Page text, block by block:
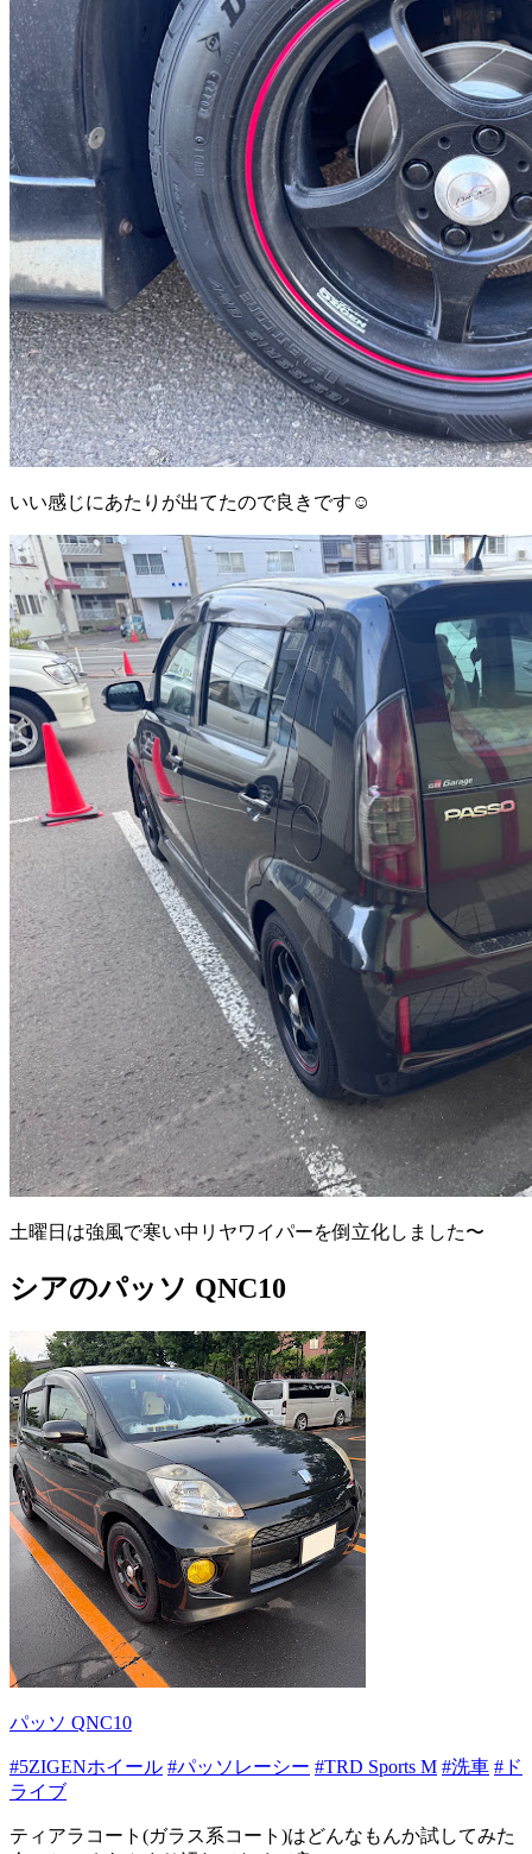
いい感じにあたりが出てたので良きです☺️
土曜日は強風で寒い中リヤワイパーを倒立化しました〜
シアのパッソ QNC10
パッソ QNC10
#5ZIGENホイール #パッソレーシー #TRD Sports M #洗車 #ド
ライブ
ティアラコート(ガラス系コート)はどんなもんか試してみた